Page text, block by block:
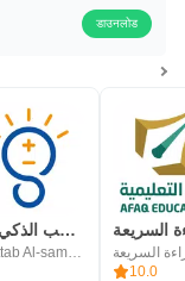
डाउनलोड
المحاسب الذكي برو
Khattab Al-samomi
السريعة
السريعة
10.0